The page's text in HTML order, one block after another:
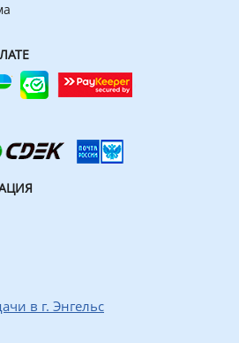
в г. Энгельс